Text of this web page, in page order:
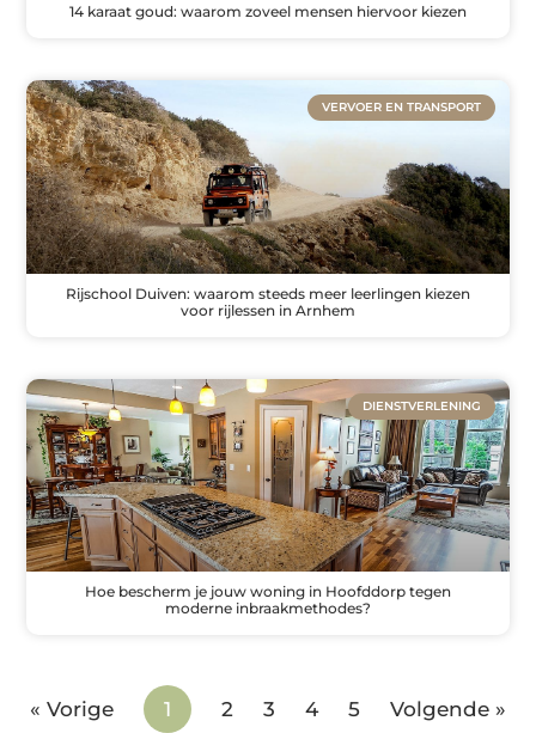
14 karaat goud: waarom zoveel mensen hiervoor kiezen
VERVOER EN TRANSPORT
Rijschool Duiven: waarom steeds meer leerlingen kiezen
voor rijlessen in Arnhem
DIENSTVERLENING
Hoe bescherm je jouw woning in Hoofddorp tegen
moderne inbraakmethodes?
« Vorige 1 2 3 4 5 Volgende »